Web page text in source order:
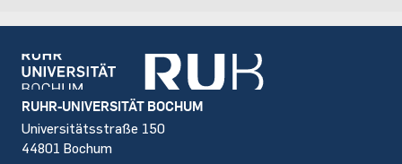
Footer
RUHR-UNIVERSITÄT BOCHUM
Universitätsstraße 150
44801 Bochum